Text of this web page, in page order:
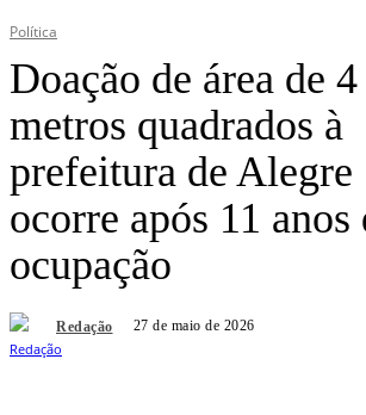
Política
Doação de área de
metros quadrados à
prefeitura de Alegre
ocorre após 11 anos
ocupação
Redação 27 de maio de 2026